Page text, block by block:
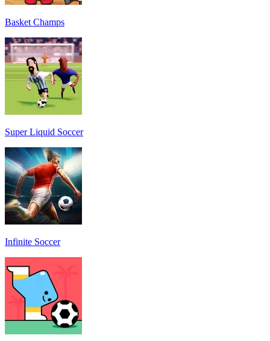
Basket Champs
Super Liquid Soccer
Infinite Soccer